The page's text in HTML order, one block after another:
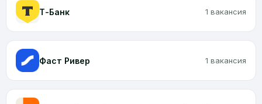
Т-Банк 1 вакансия
Фаст Ривер 1 вакансия